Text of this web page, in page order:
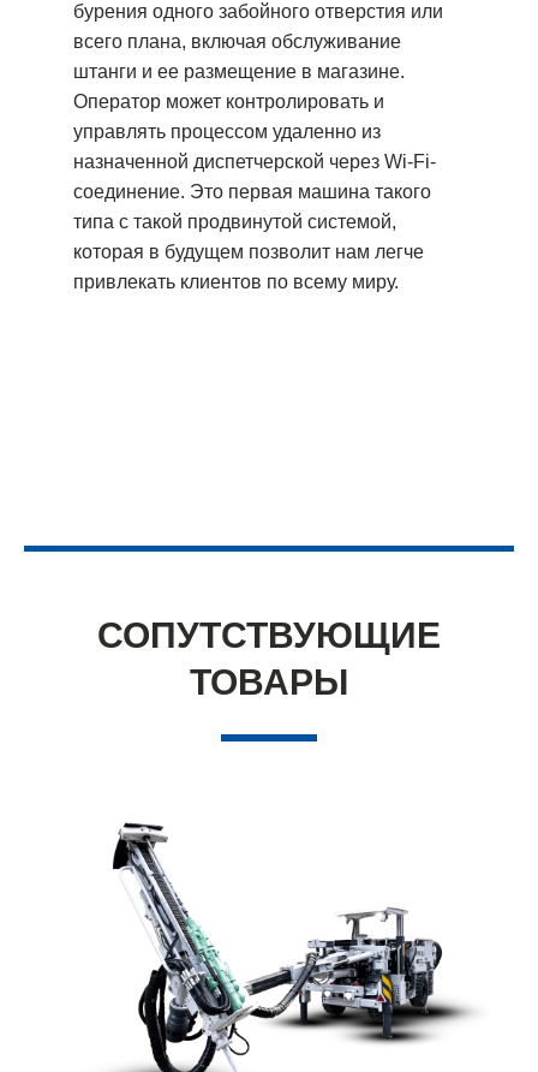
бурения одного забойного отверстия или
всего плана, включая обслуживание
штанги и ее размещение в магазине.
Оператор может контролировать и
управлять процессом удаленно из
назначенной диспетчерской через Wi-Fi-
соединение. Это первая машина такого
типа с такой продвинутой системой,
которая в будущем позволит нам легче
привлекать клиентов по всему миру.
СОПУТСТВУЮЩИЕ
ТОВАРЫ